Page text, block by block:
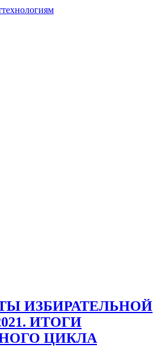
ИЗБИРАТЕЛЬНОЙ
ИТОГИ
ЦИКЛА